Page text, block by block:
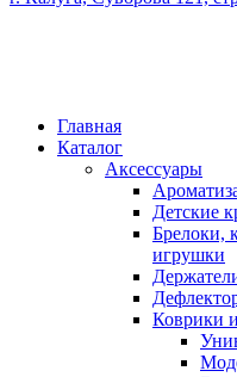
Главная
Каталог
Аксессуары
Детские
Брелоки,
игрушки
Коврики